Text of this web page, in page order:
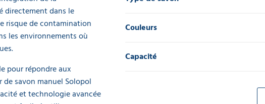
directement dans le
risque de contamination
les environnements où
pour répondre aux
savon manuel Solopol
et technologie avancée
Couleurs
Capacité